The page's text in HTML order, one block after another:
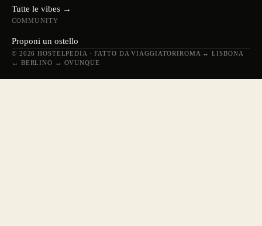
Tutte le vibes →
COMMUNITY
Proponi un ostello
© 2026 HOSTELPEDIA · FATTO DA VIAGGIATORIROMA ↔ LISBONA
↔ BERLINO ↔ OVUNQUE